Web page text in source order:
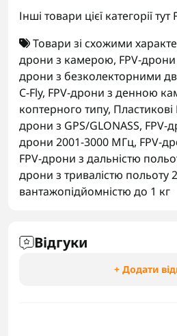
Інші товари цієї категорії тут
Товари зі схожими
дрони з камерою, FPV-
дрони з безколекторними
C-Fly, FPV-дрони з денною
коптерного типу,
дрони з GPS/GLONASS, FPV-
дрони 2001-3000 МГц, FPV-
FPV-дрони з дальністю
дрони з тривалістю польоту
вантажопідйомністю до 1 кг
Відгуки
+ Додати